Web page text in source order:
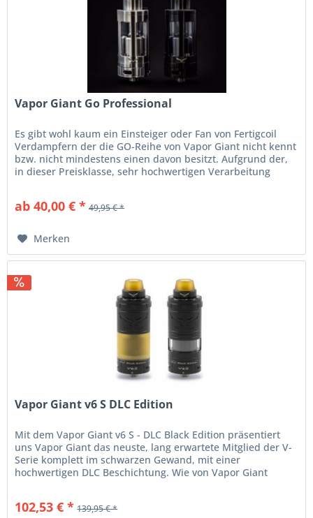
Vapor Giant Go Professional
Es gibt wohl kaum ein Einsteiger oder Fan von Fertigcoil
Verdampfern der die GO-Reihe von Vapor Giant nicht kennt
bzw. nicht mindestens einen davon besitzt. Aufgrund der,
in dieser Preisklasse, sehr hochwertigen Verarbeitung
ab 40,00 € * 49,95 € *
Merken
Vapor Giant v6 S DLC Edition
Mit dem Vapor Giant v6 S - DLC Black Edition präsentiert
uns Vapor Giant das neuste, lang erwartete Mitglied der V-
Serie komplett im schwarzen Gewand, mit einer
hochwertigen DLC Beschichtung. Wie von Vapor Giant
102,53 € * 139,95 € *